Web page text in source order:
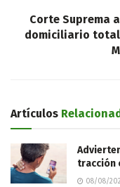
Corte Suprema
domiciliario
Artículos
tracción
08/08/